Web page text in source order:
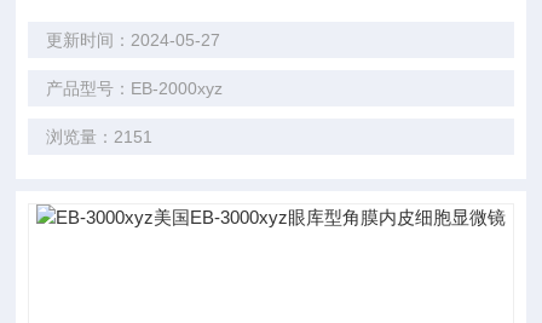
更新时间：2024-05-27
产品型号：EB-2000xyz
浏览量：2151